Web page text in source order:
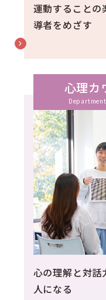
運動することの
導者をめざす
心理カ
心の理解と対話
人になる